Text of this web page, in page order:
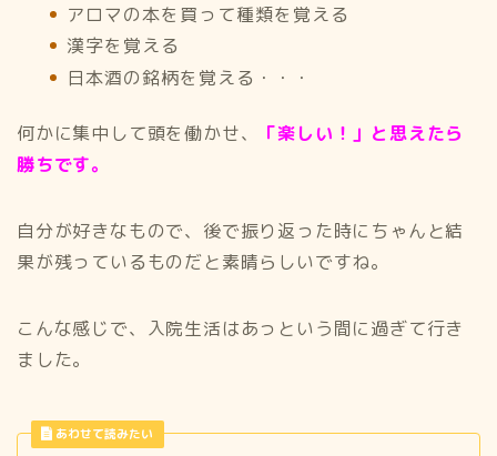
アロマの本を買って種類を覚える
漢字を覚える
日本酒の銘柄を覚える・・・
何かに集中して頭を働かせ、
「楽しい！」と思えたら
勝ちです。
自分が好きなもので、後で振り返った時にちゃんと結
果が残っているものだと素晴らしいですね。
こんな感じで、入院生活はあっという間に過ぎて行き
ました。